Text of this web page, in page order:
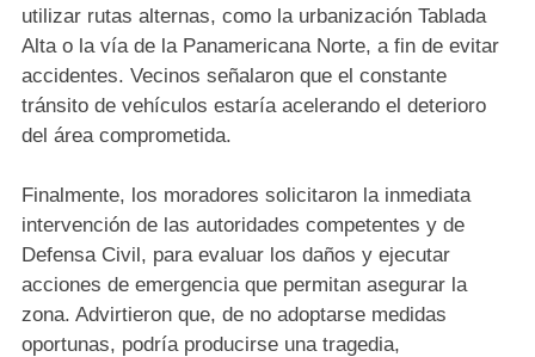
utilizar rutas alternas, como la urbanización Tablada
Alta o la vía de la Panamericana Norte, a fin de evitar
accidentes. Vecinos señalaron que el constante
tránsito de vehículos estaría acelerando el deterioro
del área comprometida.
Finalmente, los moradores solicitaron la inmediata
intervención de las autoridades competentes y de
Defensa Civil, para evaluar los daños y ejecutar
acciones de emergencia que permitan asegurar la
zona. Advirtieron que, de no adoptarse medidas
oportunas, podría producirse una tragedia,